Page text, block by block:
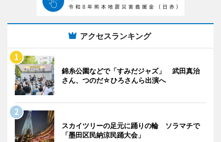
アクセスランキング
錦糸公園などで「すみだジャズ」 武田真治
さん、つのだ☆ひろさんら出演へ
スカイツリーの足元に踊りの輪 ソラマチで
「墨田区民納涼民踊大会」